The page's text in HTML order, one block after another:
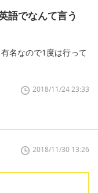
語でなんて言う
名なので1度は行って
2018/11/24 23:33
2018/11/30 13:26